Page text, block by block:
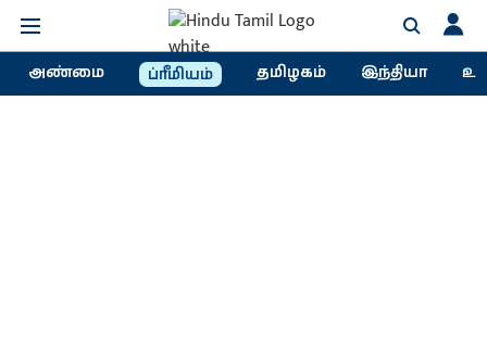
அண்மை ப்ரீமியம் தமிழகம் இந்தியா